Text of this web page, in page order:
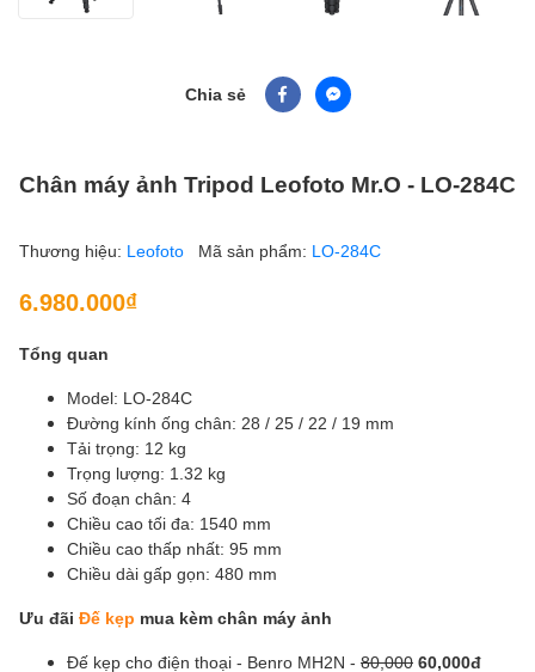
Chia sẻ
Chân máy ảnh Tripod Leofoto Mr.O - LO-284C
Thương hiệu: Leofoto Mã sản phẩm: LO-284C
6.980.000₫
Tổng quan
Model: LO-284C
Đường kính ống chân: 28 / 25 / 22 / 19 mm
Tải trọng: 12 kg
Trọng lượng: 1.32 kg
Số đoạn chân: 4
Chiều cao tối đa: 1540 mm
Chiều cao thấp nhất: 95 mm
Chiều dài gấp gọn: 480 mm
Ưu đãi Đế kẹp mua kèm chân máy ảnh
Đế kẹp cho điện thoại - Benro MH2N - 80,000 60,000đ